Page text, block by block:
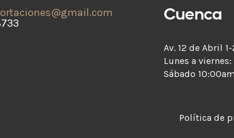
Cuenca
Av. 12 de Abril
Lunes a
Sábado
Política de